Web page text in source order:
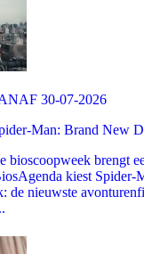
30-07-2026
Man: Brand New
bioscoopweek brengt
kiest
de nieuwste